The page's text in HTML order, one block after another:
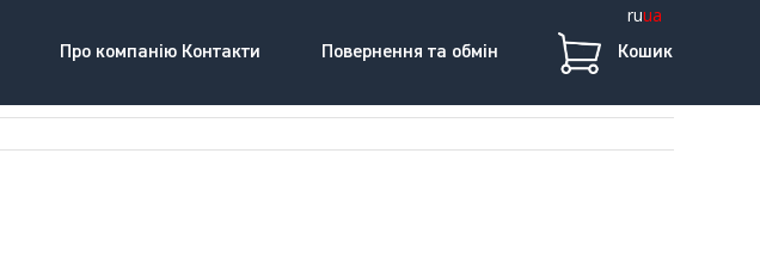
ruua
Про компанію Контакти Повернення та обмін Кошик